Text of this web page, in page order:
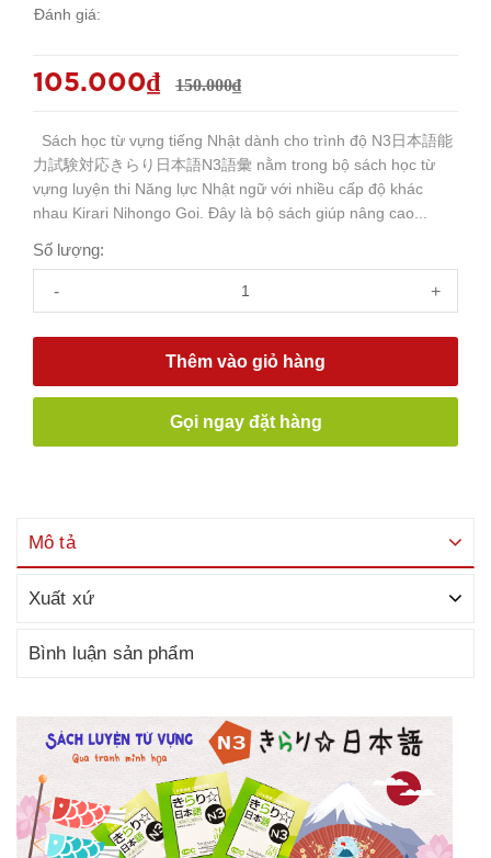
Đánh giá:
105.000₫ 150.000₫
Sách học từ vựng tiếng Nhật dành cho trình độ N3日本語能
力試験対応きらり日本語N3語彙 nằm trong bộ sách học từ
vựng luyện thi Năng lực Nhật ngữ với nhiều cấp độ khác
nhau Kirari Nihongo Goi. Đây là bộ sách giúp nâng cao...
Số lượng:
- +
Thêm vào giỏ hàng
Gọi ngay đặt hàng
Mô tả
Xuất xứ
Bình luận sản phẩm